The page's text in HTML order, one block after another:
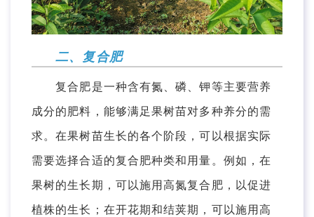
二、复合肥
复合肥是一种含有氮、磷、钾等主要营养
成分的肥料，能够满足果树苗对多种养分的需
求。在果树苗生长的各个阶段，可以根据实际
需要选择合适的复合肥种类和用量。例如，在
果树的生长期，可以施用高氮复合肥，以促进
植株的生长；在开花期和结荚期，可以施用高